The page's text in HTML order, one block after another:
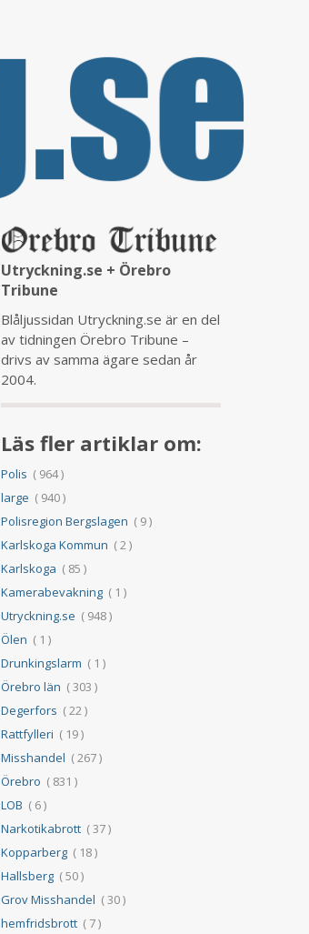
Utryckning.se + Örebro
Tribune
Blåljussidan Utryckning.se är en del
av tidningen Örebro Tribune –
drivs av samma ägare sedan år
2004.
Läs fler artiklar om:
Polis ( 964 )
large ( 940 )
Polisregion Bergslagen ( 9 )
Karlskoga Kommun ( 2 )
Karlskoga ( 85 )
Kamerabevakning( 1 )
Utryckning.se ( 948 )
Ölen ( 1 )
Drunkingslarm ( 1 )
Örebro län ( 303 )
Degerfors ( 22 )
Rattfylleri ( 19 )
Misshandel ( 267 )
Örebro ( 831 )
LOB ( 6 )
Narkotikabrott( 37 )
Kopparberg( 18 )
Hallsberg( 50 )
Grov Misshandel ( 30 )
hemfridsbrott( 7 )